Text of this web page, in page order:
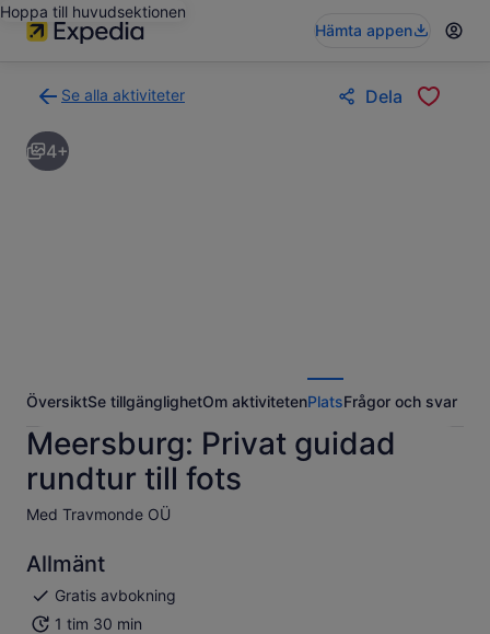
Hoppa till huvudsektionen
Hämta appen
Se alla aktiviteter
tillbaka
till
resultatsidan
Dela
4+
ÖversiktSe tillgänglighetOm aktivitetenPlatsFrågor och svar
Meersburg: Privat guidad
rundtur till fots
Med Travmonde OÜ
Allmänt
Gratis avbokning
1 tim 30 min